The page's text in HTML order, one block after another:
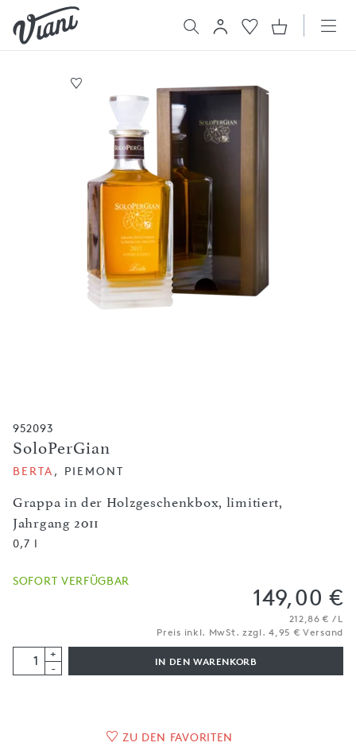
952093
SoloPerGian
Grappa in der Holzgeschenkbox, limitiert,
Jahrgang 2011
BERTA , PIEMONT
0,7 l
SOFORT VERFÜGBAR
149,00 €
212,86 € / L
Preis inkl. MwSt. zzgl. 4,95 € Versand
+
-
IN DEN WARENKORB
ZU DEN FAVORITEN